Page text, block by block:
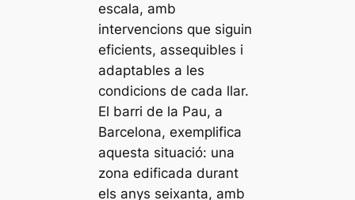
escala, amb
intervencions que siguin
eficients, assequibles i
adaptables a les
condicions de cada llar.
El barri de la Pau, a
Barcelona, exemplifica
aquesta situació: una
zona edificada durant
els anys seixanta, amb